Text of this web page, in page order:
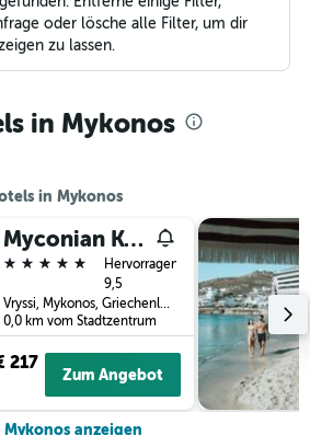
oder lösche alle Filter, um dir
zu lassen.
in Mykonos
in Mykonos
Myconian Kyma, a Member of Design Hotels
5 Sterne
Hervorragend
9,5
Vryssi, Mykonos, Griechenland
0,0 km vom Stadtzentrum
217
Zum Angebot
anzeigen